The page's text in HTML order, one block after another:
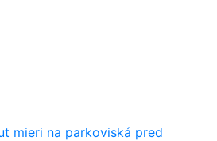
mieri na parkoviská pred